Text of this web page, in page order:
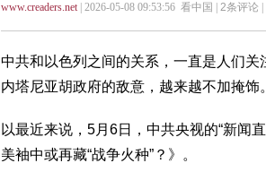
www.creaders.net| 2026-05-08 09:53:56 看中国 | 2条评论 |
中共和以色列之间的关系，一直是人们
内塔尼亚胡政府的敌意，越来越不加掩饰。
以最近来说，5月6日，中共央视的“新闻
美袖中或再藏“战争火种”？》。